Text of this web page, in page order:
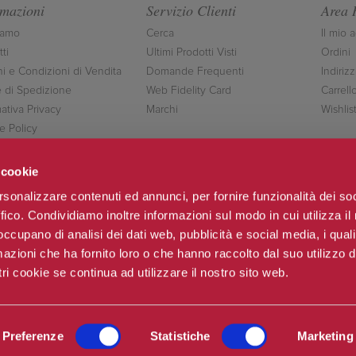
contenuti ed annunci, per fornire funzionalità dei
Condividiamo inoltre informazioni sul modo in cui utilizza il
di analisi dei dati web, pubblicità e social media, i
che ha fornito loro o che hanno raccolto dal suo utilizzo
cookie se continua ad utilizzare il nostro sito web.
Preferenze Statistiche Marketing
e Condizioni di Vendita
di Spedizione
Privacy
Policy
Servizio Clienti
Cerca
Ultimi Prodotti Visti
Domande Frequenti
Web Fidelity Card
Marchi
Area
Il mio
Ordini
Indirizzi
Carrello
Wishlist
Seguici
& C.sas